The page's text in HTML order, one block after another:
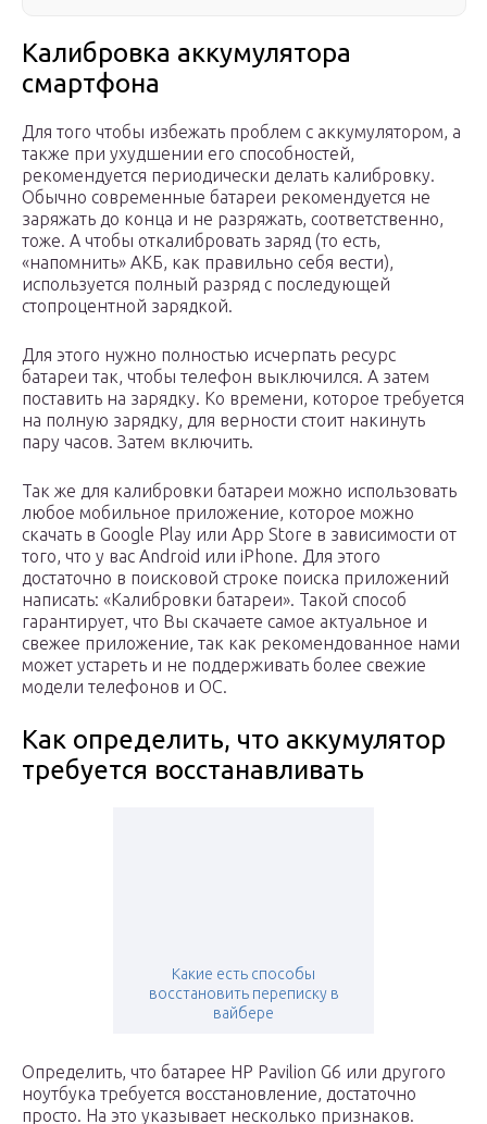
Калибровка аккумулятора
смартфона
Для того чтобы избежать проблем с аккумулятором, а
также при ухудшении его способностей,
рекомендуется периодически делать калибровку.
Обычно современные батареи рекомендуется не
заряжать до конца и не разряжать, соответственно,
тоже. А чтобы откалибровать заряд (то есть,
«напомнить» АКБ, как правильно себя вести),
используется полный разряд с последующей
стопроцентной зарядкой.
Для этого нужно полностью исчерпать ресурс
батареи так, чтобы телефон выключился. А затем
поставить на зарядку. Ко времени, которое требуется
на полную зарядку, для верности стоит накинуть
пару часов. Затем включить.
Так же для калибровки батареи можно использовать
любое мобильное приложение, которое можно
скачать в Google Play или App Store в зависимости от
того, что у вас Android или iPhone. Для этого
достаточно в поисковой строке поиска приложений
написать: «Калибровки батареи». Такой способ
гарантирует, что Вы скачаете самое актуальное и
свежее приложение, так как рекомендованное нами
может устареть и не поддерживать более свежие
модели телефонов и ОС.
Как определить, что аккумулятор
требуется восстанавливать
Какие есть способы
восстановить переписку в
вайбере
Определить, что батарее HP Pavilion G6 или другого
ноутбука требуется восстановление, достаточно
просто. На это указывает несколько признаков.